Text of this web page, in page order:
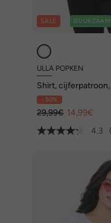
SALE DUURZAAM
ULLA POPKEN
Shirt,
hals, 3/4-mouwen
- 50%
29,99€ 14,99€
4.3